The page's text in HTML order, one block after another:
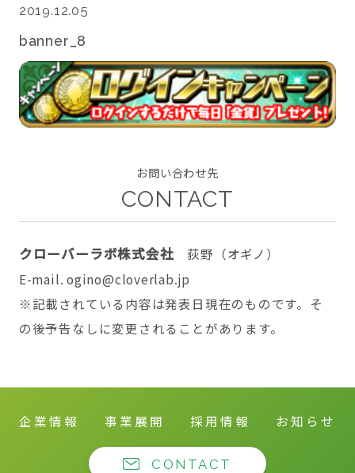
RECRUIT
採用情報
NEWS
お知らせ
CONTACT
twitter facebook instagram
banner_8
2019.12.05
お問い合わせ先
CONTACT
クローバーラボ株式会社 荻野（オギノ）
E-mail. ogino@cloverlab.jp
※記載されている内容は発表日現在のものです。そ
の後予告なしに変更されることがあります。
企業情報 事業展開 採用情報 お知らせ
CONTACT